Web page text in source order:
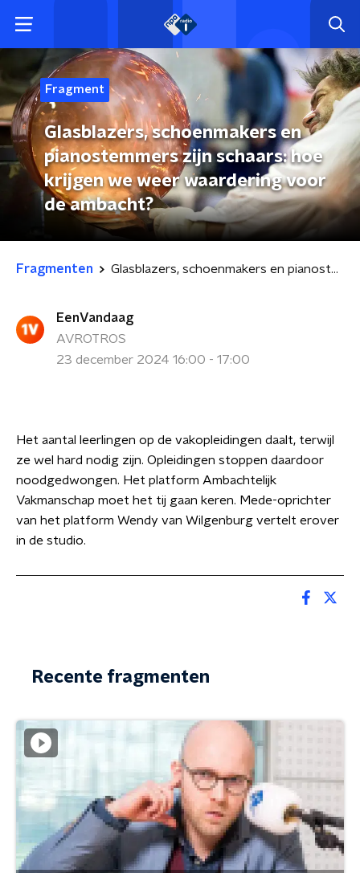
Fragment
Glasblazers, schoenmakers en
pianostemmers zijn schaars: hoe
krijgen we weer waardering voor
de ambacht?
Fragmenten Glasblazers, schoenmakers en pianostemmers zijn schaars: hoe krijgen we weer waardering voor de ambacht?
EenVandaag
AVROTROS
23 december 2024 16:00 - 17:00
Het aantal leerlingen op de vakopleidingen daalt, terwijl
ze wel hard nodig zijn. Opleidingen stoppen daardoor
noodgedwongen. Het platform Ambachtelijk
Vakmanschap moet het tij gaan keren. Mede-oprichter
van het platform Wendy van Wilgenburg vertelt erover
in de studio.
Recente fragmenten